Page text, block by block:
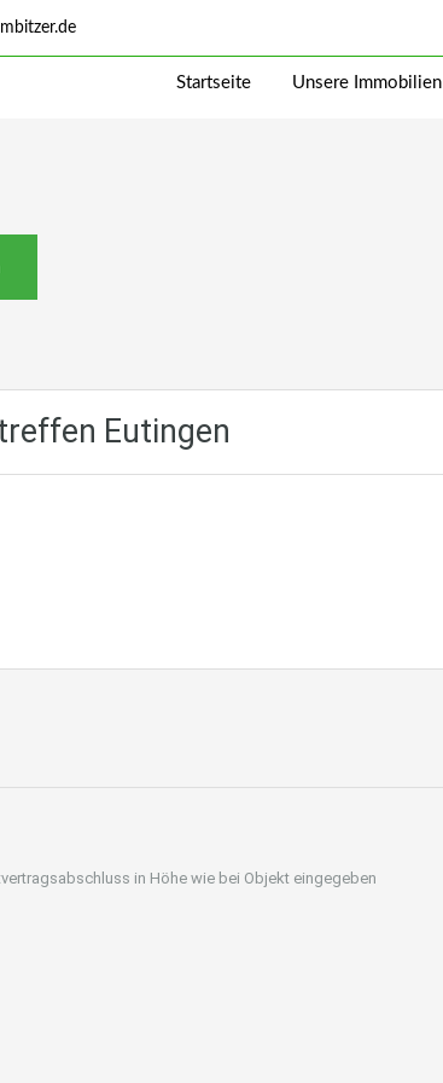
Startseite Unsere Immobilien
Eutingen
in Höhe wie bei Objekt eingegeben